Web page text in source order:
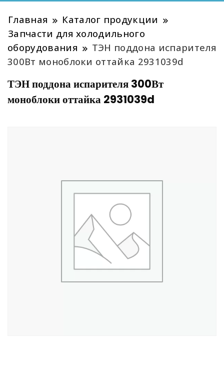
Главная
Каталог продукции
Запчасти для холодильного
оборудования
ТЭН поддона испарителя
300Вт моноблоки оттайка 2931039d
ТЭН поддона испарителя 300Вт
моноблоки оттайка 2931039d